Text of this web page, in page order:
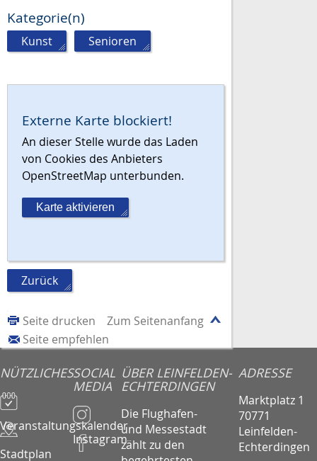
Kategorie(n)
Kunst Senioren
Externe Karte blockiert!
An dieser Stelle wurde das Laden
von Cookies des Anbieters
OpenStreetMap unterbunden.
Karte aktivieren
Zurück
Zum Seitenanfang
Seite drucken
Seite empfehlen
NÜTZLICHES
Veranstaltungskalender
Stadtplan
SOCIAL
MEDIA
Instagram
ÜBER LEINFELDEN-
ECHTERDINGEN
Die Flughafen-
und Messestadt
zählt zu den
ADRESSE
Marktplatz 1
70771
Leinfelden-
Echterdingen